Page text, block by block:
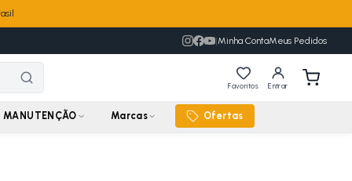
|Minha ContaMeus Pedidos
Favoritos Entrar
MANUTENÇÃO Marcas Ofertas